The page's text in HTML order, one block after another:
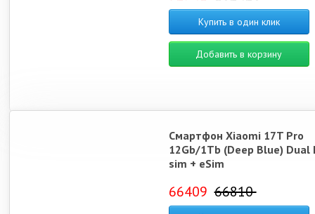
Купить в один клик
Добавить в корзину
Смартфон Xiaomi 17T Pro
12Gb/1Tb (Deep Blue) Dual
sim + eSim
66409 66810